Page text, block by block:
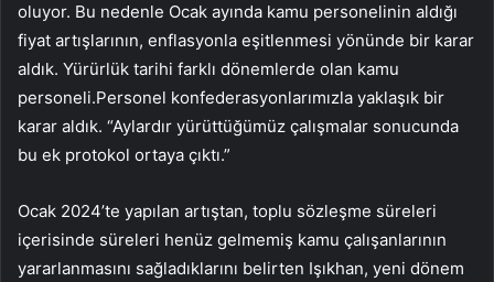
oluyor. Bu nedenle Ocak ayında kamu personelinin aldığı
fiyat artışlarının, enflasyonla eşitlenmesi yönünde bir karar
aldık. Yürürlük tarihi farklı dönemlerde olan kamu
personeli.Personel konfederasyonlarımızla yaklaşık bir
karar aldık. “Aylardır yürüttüğümüz çalışmalar sonucunda
bu ek protokol ortaya çıktı.”
Ocak 2024’te yapılan artıştan, toplu sözleşme süreleri
içerisinde süreleri henüz gelmemiş kamu çalışanlarının
yararlanmasını sağladıklarını belirten Işıkhan, yeni dönem